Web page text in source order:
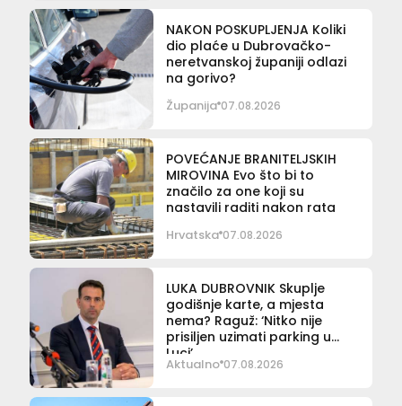
NAKON POSKUPLJENJA Koliki
dio plaće u Dubrovačko-
neretvanskoj županiji odlazi
na gorivo?
Županija 07.08.2026
POVEĆANJE BRANITELJSKIH
MIROVINA Evo što bi to
značilo za one koji su
nastavili raditi nakon rata
Hrvatska 07.08.2026
LUKA DUBROVNIK Skuplje
godišnje karte, a mjesta
nema? Raguž: ‘Nitko nije
prisiljen uzimati parking u
Luci’
Aktualno 07.08.2026